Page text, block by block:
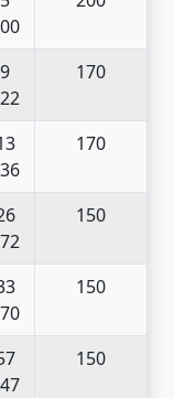
9
170
170
150
150
150